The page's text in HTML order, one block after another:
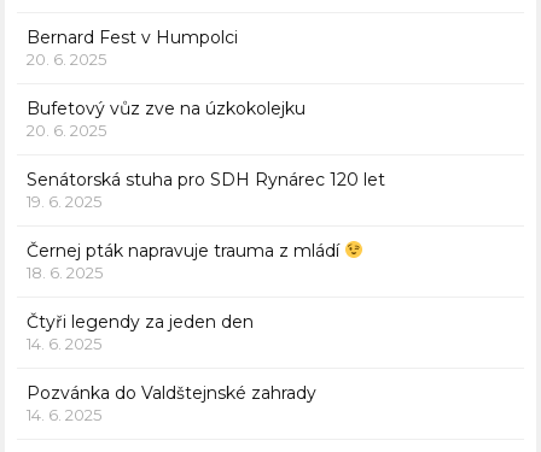
Bernard Fest v Humpolci
20. 6. 2025
Bufetový vůz zve na úzkokolejku
20. 6. 2025
Senátorská stuha pro SDH Rynárec 120 let
19. 6. 2025
Černej pták napravuje trauma z mládí
18. 6. 2025
Čtyři legendy za jeden den
14. 6. 2025
Pozvánka do Valdštejnské zahrady
14. 6. 2025